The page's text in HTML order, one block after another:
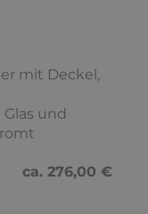
mit Deckel,
und
ca. 276,00 €